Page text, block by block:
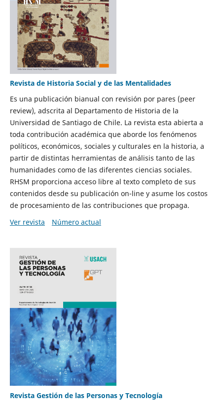
Revista de Historia Social y de las Mentalidades
Es una publicación bianual con revisión por pares (peer
review), adscrita al Departamento de Historia de la
Universidad de Santiago de Chile. La revista esta abierta a
toda contribución académica que aborde los fenómenos
políticos, económicos, sociales y culturales en la historia, a
partir de distintas herramientas de análisis tanto de las
humanidades como de las diferentes ciencias sociales.
RHSM proporciona acceso libre al texto completo de sus
contenidos desde su publicación on-line y asume los costos
de procesamiento de las contribuciones que propaga.
Ver revista
Número actual
Revista Gestión de las Personas y Tecnología